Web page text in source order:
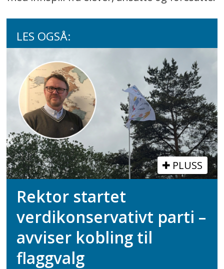
LES OGSÅ:
PLUSS
Rektor startet
verdikonservativt parti –
avviser kobling til
flaggvalg